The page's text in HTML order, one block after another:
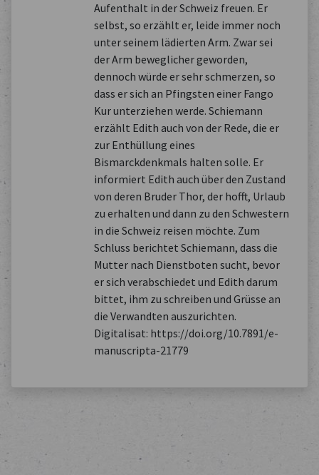
Aufenthalt in der Schweiz freuen. Er
selbst, so erzählt er, leide immer noch
unter seinem lädierten Arm. Zwar sei
der Arm beweglicher geworden,
dennoch würde er sehr schmerzen, so
dass er sich an Pfingsten einer Fango
Kur unterziehen werde. Schiemann
erzählt Edith auch von der Rede, die er
zur Enthüllung eines
Bismarckdenkmals halten solle. Er
informiert Edith auch über den Zustand
von deren Bruder Thor, der hofft, Urlaub
zu erhalten und dann zu den Schwestern
in die Schweiz reisen möchte. Zum
Schluss berichtet Schiemann, dass die
Mutter nach Dienstboten sucht, bevor
er sich verabschiedet und Edith darum
bittet, ihm zu schreiben und Grüsse an
die Verwandten auszurichten.
Digitalisat: https://doi.org/10.7891/e-
manuscripta-21779